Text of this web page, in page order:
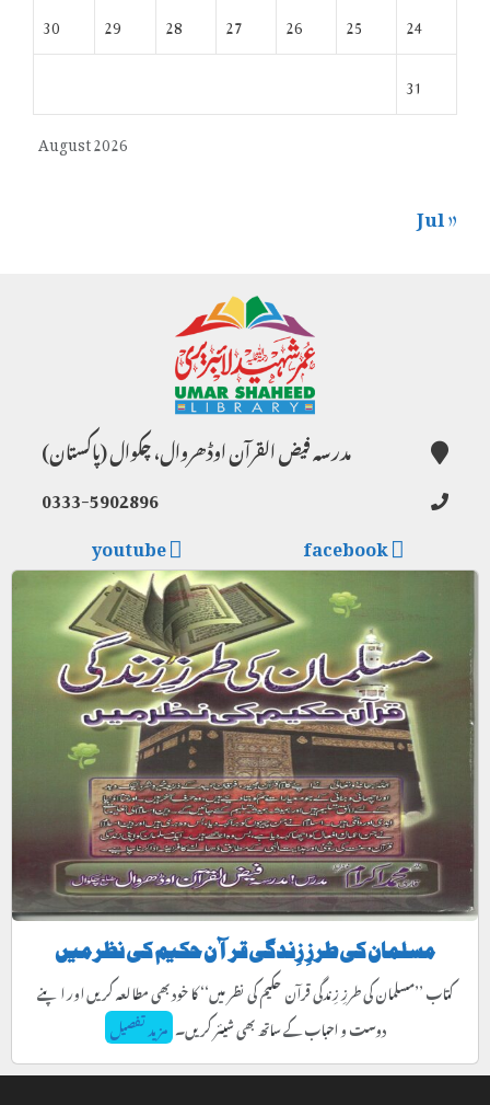
August 2026
24
25
26
27
28
29
30
31
« Jul
مدرسہ فیض القرآن اوڈھروال، چکوال (پاکستان)
0333-5902896
facebook
youtube
مسلمان کی طرزِ زِندگی قرآن حکیم کی نظر میں
کتاب ’’مسلمان کی طرزِ زِندگی قرآن حکیم کی نظر میں‘‘ کا خود بھی مطالعہ کریں اور اپنے
دوست و احباب کے ساتھ بھی شیئر کریں۔مزید تفصیل